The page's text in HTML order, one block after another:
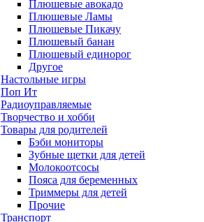
Плюшевые авокадо
Плюшевые Ламы
Плюшевые Пикачу
Плюшевый банан
Плюшевый единорог
Другое
Настольные игры
Поп Ит
Радиоуправляемые
Творчество и хобби
Товары для родителей
Бэби мониторы
Зубные щетки для детей
Молокоотсосы
Пояса для беременных
Триммеры для детей
Прочие
Транспорт